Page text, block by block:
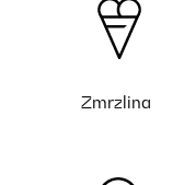
Zmrzlina